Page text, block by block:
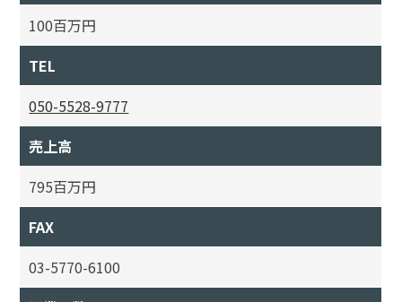
100百万円
TEL
050-5528-9777
売上高
795百万円
FAX
03-5770-6100